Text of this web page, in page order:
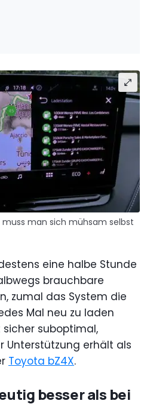
man sich mühsam selbst
eine halbe Stunde
brauchbare
zumal das System die
Mal neu zu laden
sicher suboptimal,
Unterstützung erhält als
Toyota bZ4X.
besser als bei